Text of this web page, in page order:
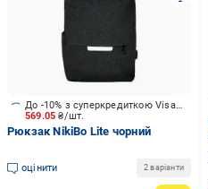
569.05₴/шт.
До -10% з суперкредиткою Visa Вигода
Рюкзак NikiBo Lite чорний
оцінити 2 варіанти